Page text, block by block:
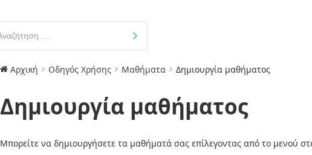
Αρχική Οδηγός Χρήσης Μαθήματα Δημιουργία μαθήματος
Δημιουργία μαθήματος
Μπορείτε να δημιουργήσετε τα μαθήματά σας επίλεγοντας από το μενού